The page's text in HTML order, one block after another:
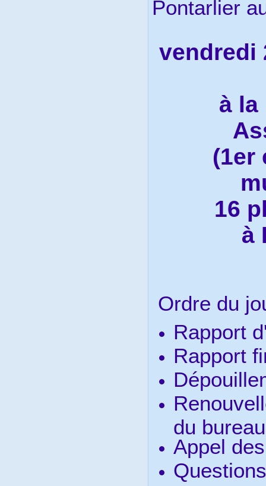
Pontarlier
vendredi
à la
(1er
16
à
Ordre du
Rapport
Rapport
du bureau
Appel